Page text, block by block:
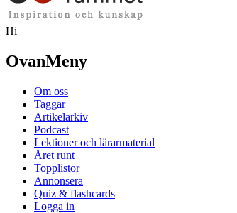
Hi
OvanMeny
Om oss
Taggar
Artikelarkiv
Podcast
Lektioner och lärarmaterial
Året runt
Topplistor
Annonsera
Quiz & flashcards
Logga in